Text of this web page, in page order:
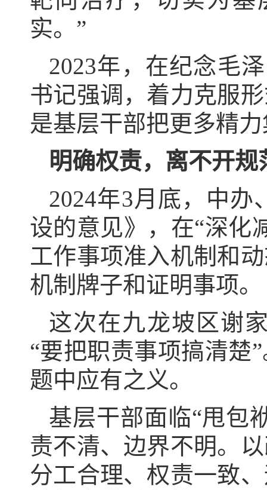
实。”
2023年，在纪念毛
书记强调，着力克服
是基层干部把更多精
明确权责，离不开
2024年3月底，中
设的意见》，在“深化
工作事项准入机制和
机制牌子和证明事项。
这次在九龙坡区谢
“要把职责事项搞清楚
题中应有之义。
基层干部面临“甩包
责不清、边界不明。
分工合理、权责一致